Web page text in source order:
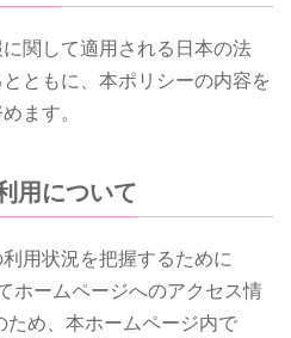
関して適用される日本の法
ともに、本ポリシーの内容を
ます。
用について
用状況を把握するために
ホームページへのアクセス情
め、本ホームページ内で